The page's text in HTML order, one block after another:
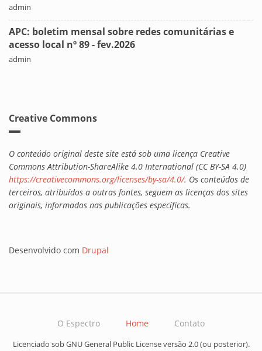
admin
APC: boletim mensal sobre redes comunitárias e
acesso local nº 89 - fev.2026
admin
Creative Commons
O conteúdo original deste site está sob uma licença Creative
Commons Attribution-ShareAlike 4.0 International (CC BY-SA 4.0)
https://creativecommons.org/licenses/by-sa/4.0/. Os conteúdos de
terceiros, atribuídos a outras fontes, seguem as licenças dos sites
originais, informados nas publicações específicas.
Desenvolvido com Drupal
O Espectro Home Contato
Licenciado sob GNU General Public License versão 2.0 (ou posterior).